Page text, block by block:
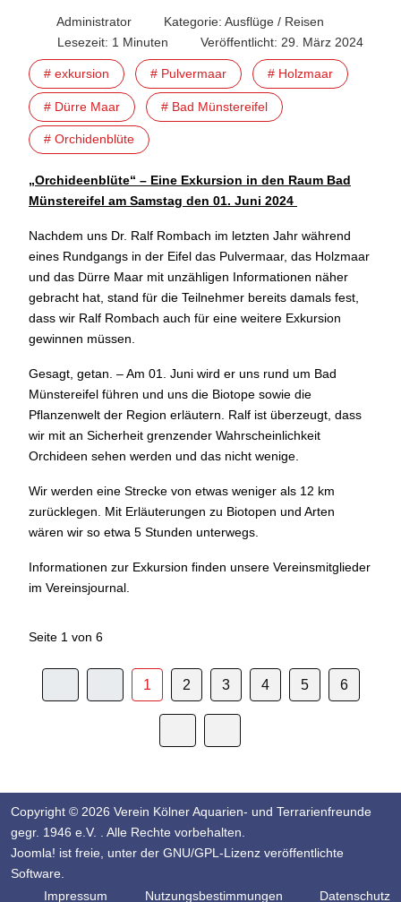
Administrator Kategorie: Ausflüge / Reisen
Lesezeit: 1 Minuten
Veröffentlicht: 29. März 2024
# exkursion # Pulvermaar # Holzmaar
# Dürre Maar # Bad Münstereifel
# Orchidenblüte
„Orchideenblüte“ – Eine Exkursion in den Raum Bad
Münstereifel am Samstag den 01. Juni 2024
Nachdem uns Dr. Ralf Rombach im letzten Jahr während
eines Rundgangs in der Eifel das Pulvermaar, das Holzmaar
und das Dürre Maar mit unzähligen Informationen näher
gebracht hat, stand für die Teilnehmer bereits damals fest,
dass wir Ralf Rombach auch für eine weitere Exkursion
gewinnen müssen.
Gesagt, getan. – Am 01. Juni wird er uns rund um Bad
Münstereifel führen und uns die Biotope sowie die
Pflanzenwelt der Region erläutern. Ralf ist überzeugt, dass
wir mit an Sicherheit grenzender Wahrscheinlichkeit
Orchideen sehen werden und das nicht wenige.
Wir werden eine Strecke von etwas weniger als 12 km
zurücklegen. Mit Erläuterungen zu Biotopen und Arten
wären wir so etwa 5 Stunden unterwegs.
Informationen zur Exkursion finden unsere Vereinsmitglieder
im Vereinsjournal.
Seite 1 von 6
1 2 3 4 5 6
Copyright © 2026 Verein Kölner Aquarien- und Terrarienfreunde
gegr. 1946 e.V. . Alle Rechte vorbehalten.
Joomla! ist freie, unter der GNU/GPL-Lizenz veröffentlichte
Software.
Impressum
Nutzungsbestimmungen Datenschutz